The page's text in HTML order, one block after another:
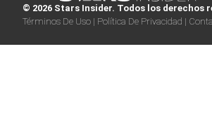
© 2026 Stars Insider. Todos los derechos
Términos De Uso | Política De Privacidad |